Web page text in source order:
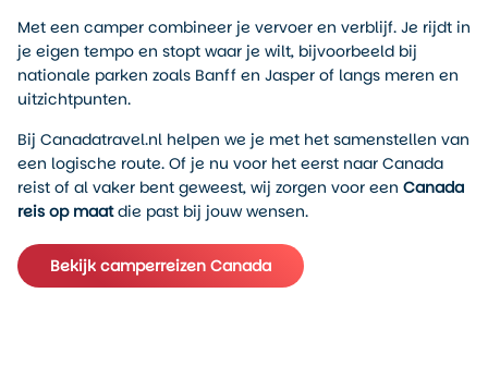
Met een camper combineer je vervoer en verblijf. Je rijdt in
je eigen tempo en stopt waar je wilt, bijvoorbeeld bij
nationale parken zoals Banff en Jasper of langs meren en
uitzichtpunten.
Bij Canadatravel.nl helpen we je met het samenstellen van
een logische route. Of je nu voor het eerst naar Canada
reist of al vaker bent geweest, wij zorgen voor een Canada
reis op maatdie past bij jouw wensen.
Bekijk camperreizen Canada